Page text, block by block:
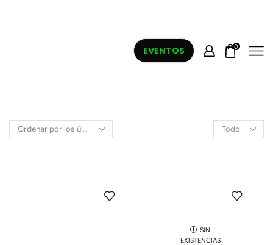
EVENTOS 0
SIN
EXISTENCIAS